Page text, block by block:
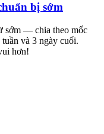
bị sớm
sớm — chia theo mốc
và 3 ngày cuối.
hơn!